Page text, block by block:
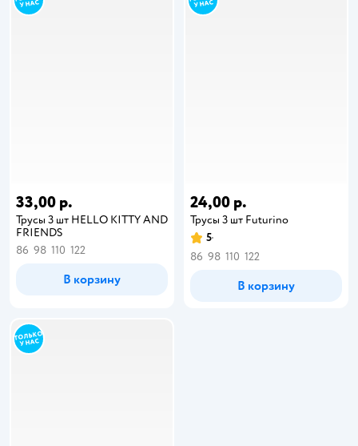
33,00 р.
Трусы 3 шт HELLO KITTY AND
FRIENDS
86 98 110 122
В корзину
24,00 р.
Трусы 3 шт Futurino
5
86 98 110 122
В корзину